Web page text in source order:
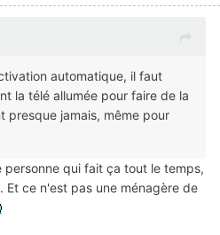
automatique, il faut
la télé allumée pour faire de la
presque jamais, même pour
personne qui fait ça tout le temps,
Et ce n'est pas une ménagère de